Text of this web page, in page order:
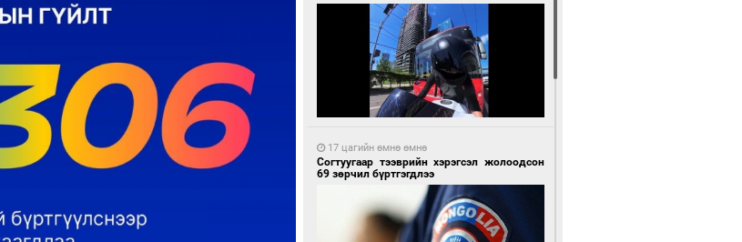
17 цагийн өмнө өмнө
Согтуугаар тээврийн хэрэгсэл жолоодсон
69 зөрчил бүртгэгдлээ